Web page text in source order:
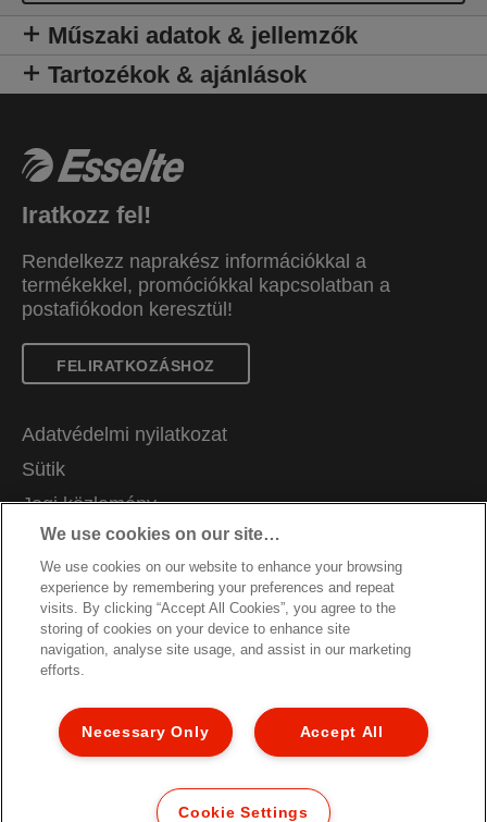
Műszaki adatok & jellemzők
Tartozékok & ajánlások
Iratkozz fel!
Rendelkezz naprakész információkkal a
termékekkel, promóciókkal kapcsolatban a
postafiókodon keresztül!
FELIRATKOZÁSHOZ
Adatvédelmi nyilatkozat
Sütik
Jogi közlemény
Impresszum
Adataim kezelése
Álláslehetőségek
Csomagolás újrahasznosítási útmutató
Jótállási feltételek
Megfelelőségi nyilatkozatok
Oldaltérkép
© 2026 ACCO Brands. All Rights Reserved.
We use cookies on our site…
We use cookies on our website to enhance your browsing
experience by remembering your preferences and repeat
visits. By clicking “Accept All Cookies”, you agree to the
storing of cookies on your device to enhance site
navigation, analyse site usage, and assist in our marketing
efforts.
Accept All
Necessary Only
Cookie Settings